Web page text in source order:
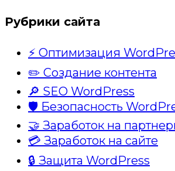
Рубрики сайта
⚡ Оптимизация
✏️ Создание контента
🔎 SEO WordPress
🛡️ Безопасность
🤝 Заработок на
💳 Заработок на сайте
🔒 Защита WordPress